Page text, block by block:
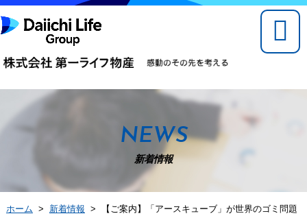
NEWS
新着情報
ホーム > 新着情報 > 【ご案内】「アースキューブ」が世界のゴミ問題